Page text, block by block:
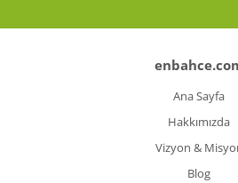
Ana Sayfa
Hakkımızda
Vizyon &
Blog